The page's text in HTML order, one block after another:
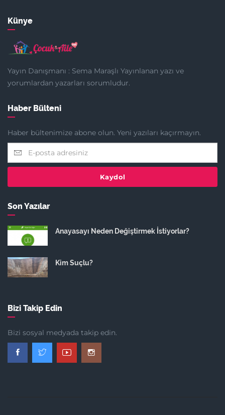
Künye
Yayın Danışmanı : Sema Maraşlı Yayınlanan yazı ve
yorumlardan yazarları sorumludur.
Haber Bülteni
Haber bültenimize abone olun. Yeni yazıları kaçırmayın.
Kaydol
Son Yazılar
Anayasayı Neden Değiştirmek İstiyorlar?
Kim Suçlu?
Bizi Takip Edin
Bizi sosyal medyada takip edin.